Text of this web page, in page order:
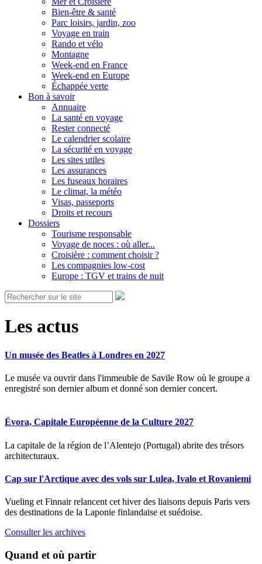
Bien-être & santé
Parc loisirs, jardin, zoo
Voyage en train
Rando et vélo
Montagne
Week-end en France
Week-end en Europe
Échappée verte
Bon à savoir
Annuaire
La santé en voyage
Rester connecté
Le calendrier scolaire
La sécurité en voyage
Les sites utiles
Les assurances
Les fuseaux horaires
Le climat, la météo
Visas, passeports
Droits et recours
Dossiers
Tourisme responsable
Voyage de noces : où aller...
Croisière : comment choisir ?
Les compagnies low-cost
Europe : TGV et trains de nuit
Les actus
Un musée des Beatles à Londres en 2027
Le musée va ouvrir dans l'immeuble de Savile Row où le groupe a
enregistré son dernier album et donné son dernier concert.
Évora, Capitale Européenne de la Culture 2027
La capitale de la région de l’Alentejo (Portugal) abrite des trésors
architecturaux.
Cap sur l'Arctique avec des vols sur Lulea, Ivalo et Rovaniemi
Vueling et Finnair relancent cet hiver des liaisons depuis Paris vers
des destinations de la Laponie finlandaise et suédoise.
Consulter les archives
Quand et où partir